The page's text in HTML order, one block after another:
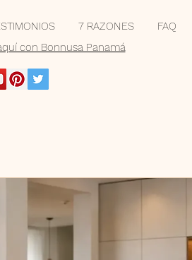
7 RAZONES
FAQ
con Bonnusa Panamá